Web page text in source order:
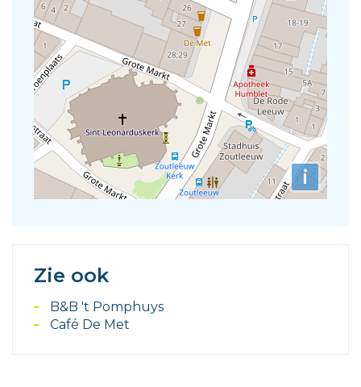
i
Zie ook
B&B 't Pomphuys
Café De Met